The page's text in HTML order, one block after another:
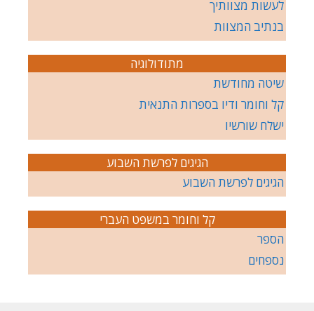
לעשות מצוותיך
בנתיב המצוות
מתודולוגיה
שיטה מחודשת
קל וחומר ודיו בספרות התנאית
ישלח שורשיו
הגיגים לפרשת השבוע
הגיגים לפרשת השבוע
קל וחומר במשפט העברי
הספר
נספחים